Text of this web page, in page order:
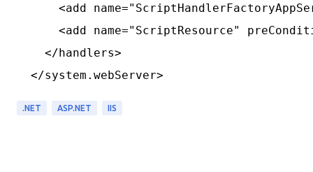
<add
<add name="ScriptResource"
    </handlers>
.NET ASP.NET IIS